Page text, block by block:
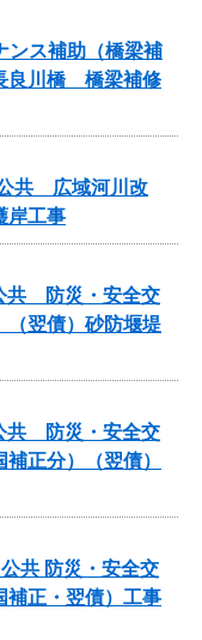
ンス補助（橋梁補
良川橋 橋梁補修
公共 広域河川改
岸工事
共 防災・安全交
（翌債）砂防堰堤
共 防災・安全交
正分）（翌債）
共 防災・安全交
補正・翌債）工事